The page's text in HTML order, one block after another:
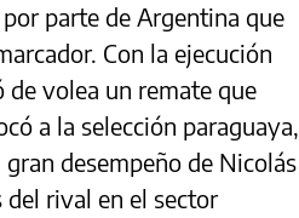
parte de Argentina que
Con la ejecución
de volea un remate que
a la selección paraguaya,
desempeño de Nicolás
del rival en el sector